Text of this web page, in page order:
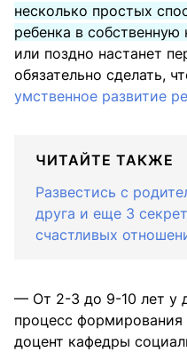
несколько простых
ребенка в собственную
или поздно настанет
обязательно сделать,
умственное развитие
ЧИТАЙТЕ ТАКЖЕ
Развестись с
друга и еще 3
счастливых
— От 2-3 до 9-10 лет у
процесс
доцент кафедры